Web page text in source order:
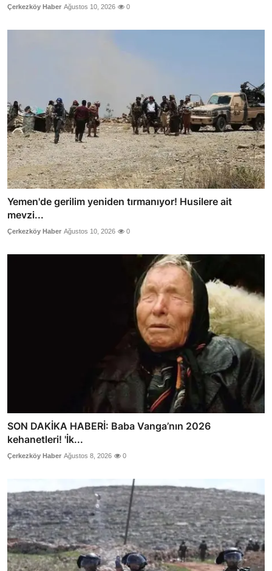
Çerkezköy Haber Ağustos 10, 2026 0
Yemen'de gerilim yeniden tırmanıyor! Husilere ait
mevzi...
Çerkezköy Haber Ağustos 10, 2026 0
SON DAKİKA HABERİ: Baba Vanga’nın 2026
kehanetleri! 'İk...
Çerkezköy Haber Ağustos 8, 2026 0